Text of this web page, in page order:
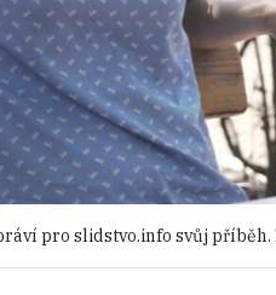
pro slidstvo.info svůj